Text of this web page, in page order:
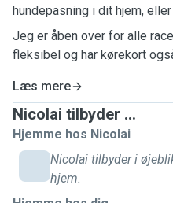
hundepasning i dit hjem,
Jeg er åben over for alle
fleksibel og har kørekort
Læs mere
Nicolai tilbyder ...
Hjemme hos Nicolai
Nicolai tilbyder i
hjem.